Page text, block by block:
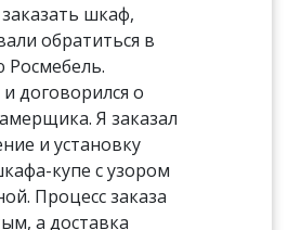
шкаф,
обратиться в
договорился о
Я заказал
и установку
купе с узором
Процесс заказа
а доставка